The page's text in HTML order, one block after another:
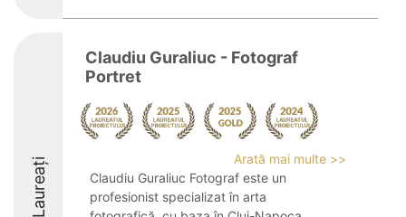
Laureați
Claudiu Guraliuc - Fotograf
Portret
Arată mai multe >>
Claudiu Guraliuc Fotograf este un
profesionist specializat în arta